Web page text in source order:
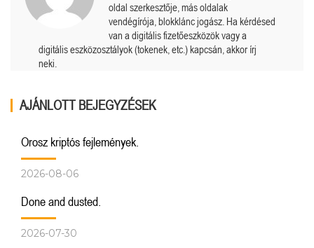
oldal szerkesztője, más oldalak
vendégírója, blokklánc jogász. Ha kérdésed
van a digitális fizetőeszközök vagy a
digitális eszközosztályok (tokenek, etc.) kapcsán, akkor írj
neki.
AJÁNLOTT BEJEGYZÉSEK
Orosz kriptós fejlemények.
2026-08-06
Done and dusted.
2026-07-30